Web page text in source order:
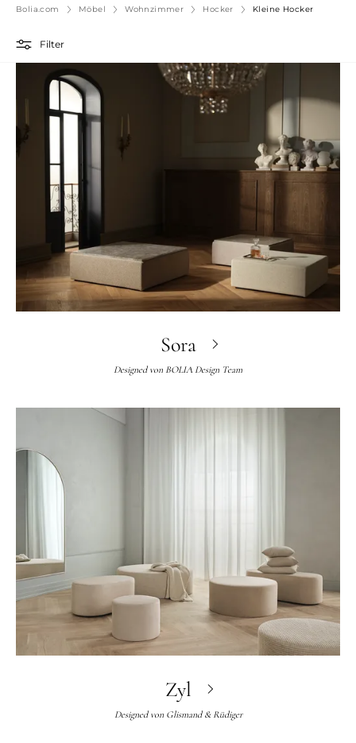
Bolia.com Möbel Wohnzimmer Hocker Kleine Hocker
Filter
Sora
Designed von BOLIA Design Team
Zyl
Designed von Glismand & Rüdiger